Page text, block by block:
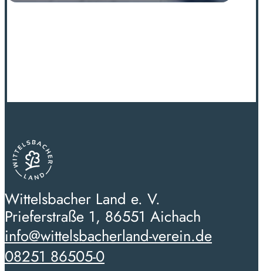
Wittelsbacher Land e. V.
Prieferstraße 1, 86551 Aichach
info@wittelsbacherland-verein.de
08251 86505-0